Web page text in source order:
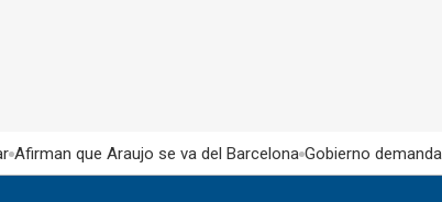
Afirman que Araujo se va del Barcelona Gobierno